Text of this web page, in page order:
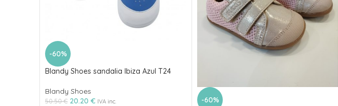
-60%
Blandy Shoes sandalia Ibiza Azul T24
Blandy Shoes
50.50€ 20.20 € IVA inc.
-60%